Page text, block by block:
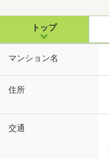
トップ
マンション名
住所
交通